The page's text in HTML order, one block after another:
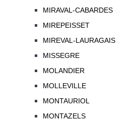
MIRAVAL-CABARDES
MIREPEISSET
MIREVAL-LAURAGAIS
MISSEGRE
MOLANDIER
MOLLEVILLE
MONTAURIOL
MONTAZELS